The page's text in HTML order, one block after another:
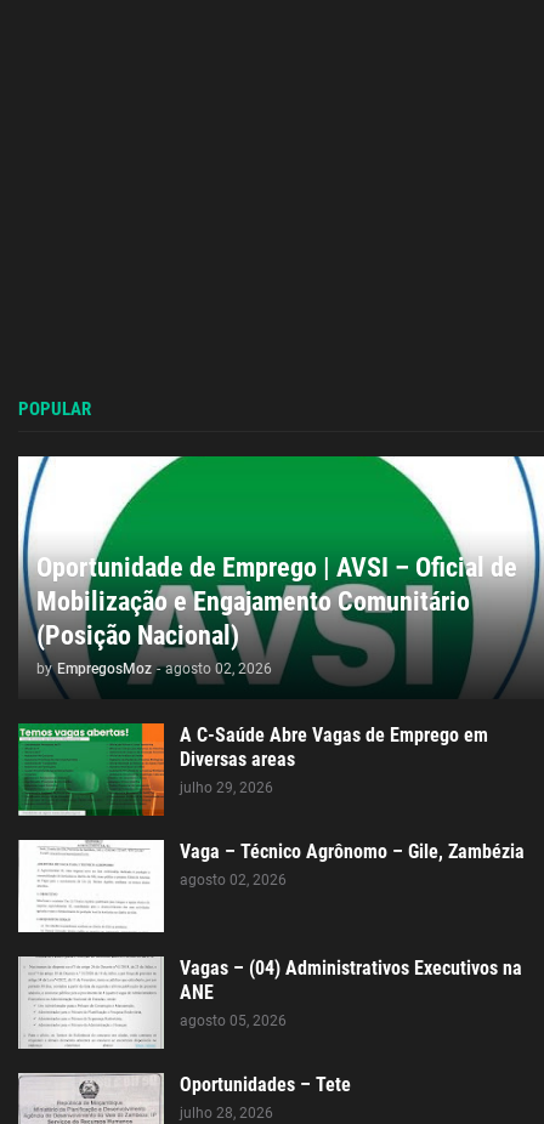
POPULAR
Oportunidade de Emprego | AVSI – Oficial de
Mobilização e Engajamento Comunitário
(Posição Nacional)
by EmpregosMoz - agosto 02, 2026
A C-Saúde Abre Vagas de Emprego em
Diversas areas
julho 29, 2026
Vaga – Técnico Agrônomo – Gile, Zambézia
agosto 02, 2026
Vagas – (04) Administrativos Executivos na
ANE
agosto 05, 2026
Oportunidades – Tete
julho 28, 2026